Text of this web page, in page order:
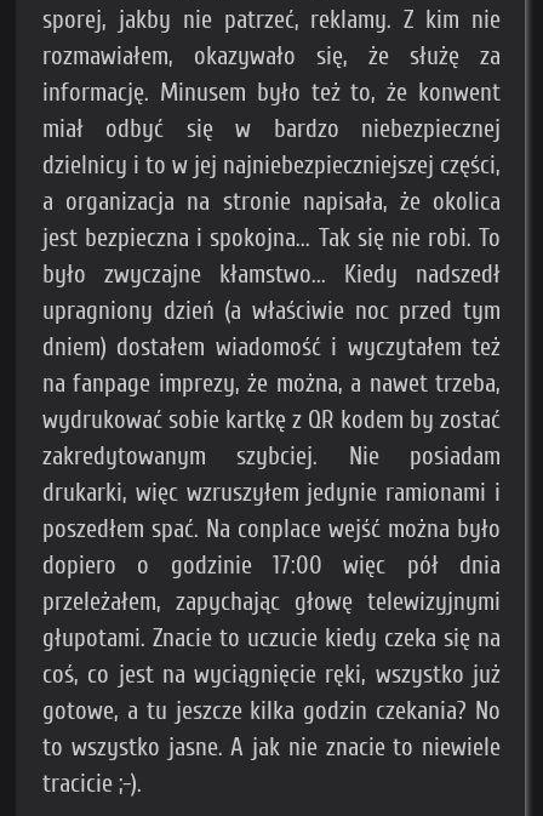
sporej, jakby nie patrzeć, reklamy. Z kim nie
rozmawiałem, okazywało się, że służę za
informację. Minusem było też to, że konwent
miał odbyć się w bardzo niebezpiecznej
dzielnicy i to w jej najniebezpieczniejszej części,
a organizacja na stronie napisała, że okolica
jest bezpieczna i spokojna... Tak się nie robi. To
było zwyczajne kłamstwo... Kiedy nadszedł
upragniony dzień (a właściwie noc przed tym
dniem) dostałem wiadomość i wyczytałem też
na fanpage imprezy, że można, a nawet trzeba,
wydrukować sobie kartkę z QR kodem by zostać
zakredytowanym szybciej. Nie posiadam
drukarki, więc wzruszyłem jedynie ramionami i
poszedłem spać. Na conplace wejść można było
dopiero o godzinie 17:00 więc pół dnia
przeleżałem, zapychając głowę telewizyjnymi
głupotami. Znacie to uczucie kiedy czeka się na
coś, co jest na wyciągnięcie ręki, wszystko już
gotowe, a tu jeszcze kilka godzin czekania? No
to wszystko jasne. A jak nie znacie to niewiele
tracicie ;-).